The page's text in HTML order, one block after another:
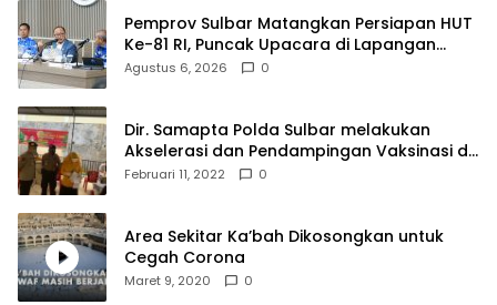
Pemprov Sulbar Matangkan Persiapan HUT
Ke-81 RI, Puncak Upacara di Lapangan
Ahmad Kirang
Agustus 6, 2026 0
Dir. Samapta Polda Sulbar melakukan
Akselerasi dan Pendampingan Vaksinasi di
SDN 001 Polewali
Februari 11, 2022 0
Area Sekitar Ka’bah Dikosongkan untuk
Cegah Corona
Maret 9, 2020 0